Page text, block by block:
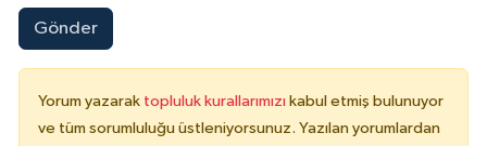
Gönder
Yorum yazarak topluluk kurallarımızı kabul etmiş bulunuyor
ve tüm sorumluluğu üstleniyorsunuz. Yazılan yorumlardan